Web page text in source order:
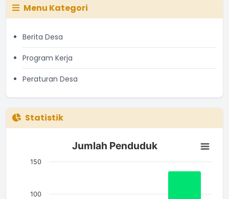
Menu Kategori
Berita Desa
Program Kerja
Peraturan Desa
Statistik
Jumlah Penduduk
Bar chart with 3 bars.
The chart has 1 X axis displaying categories.
The chart has 1 Y axis displaying Jumlah. Data ranges from
Jumlah Penduduk
100
150